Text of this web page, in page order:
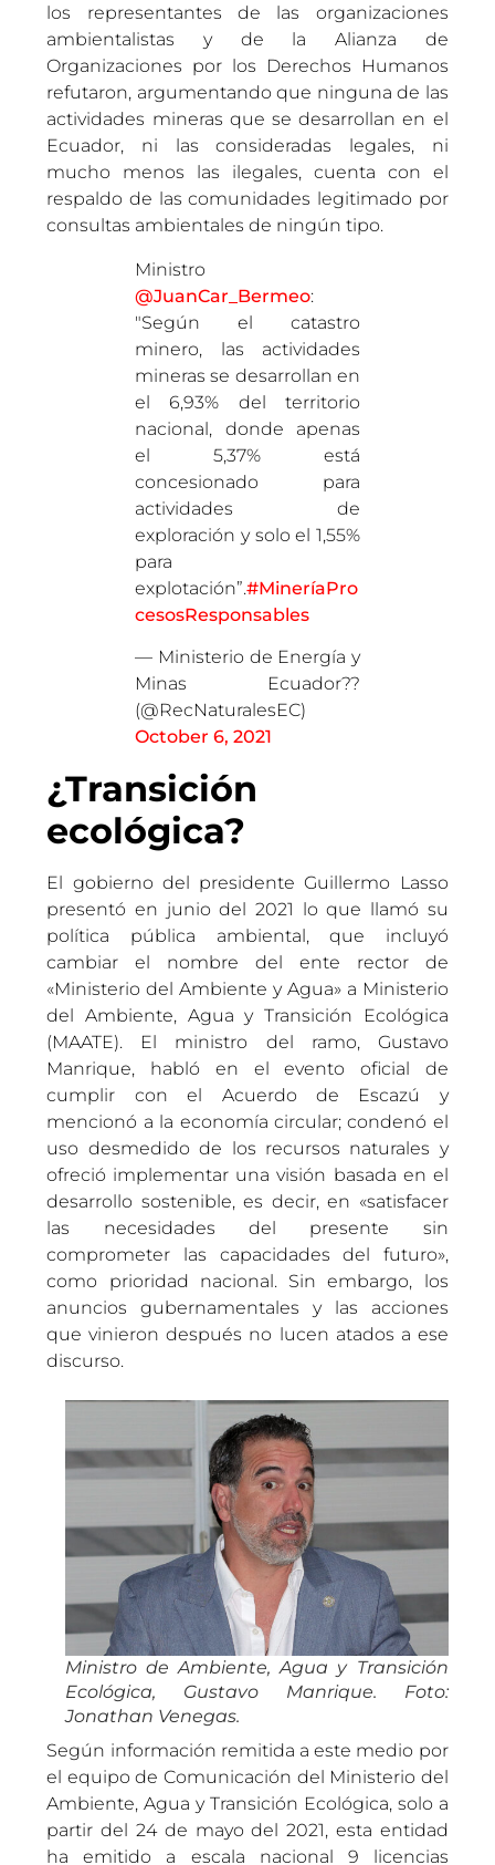
los representantes de las organizaciones
ambientalistas y de la Alianza de
Organizaciones por los Derechos Humanos
refutaron, argumentando que ninguna de las
actividades mineras que se desarrollan en el
Ecuador, ni las consideradas legales, ni
mucho menos las ilegales, cuenta con el
respaldo de las comunidades legitimado por
consultas ambientales de ningún tipo.
Ministro
@JuanCar_Bermeo:
"Según el catastro
minero, las actividades
mineras se desarrollan en
el 6,93% del territorio
nacional, donde apenas
el 5,37% está
concesionado para
actividades de
exploración y solo el 1,55%
para
explotación”.#MineríaPro
cesosResponsables
— Ministerio de Energía y
Minas Ecuador??
(@RecNaturalesEC)
October 6, 2021
¿Transición
ecológica?
El gobierno del presidente Guillermo Lasso
presentó en junio del 2021 lo que llamó su
política pública ambiental, que incluyó
cambiar el nombre del ente rector de
«Ministerio del Ambiente y Agua» a Ministerio
del Ambiente, Agua y Transición Ecológica
(MAATE). El ministro del ramo, Gustavo
Manrique, habló en el evento oficial de
cumplir con el Acuerdo de Escazú y
mencionó a la economía circular; condenó el
uso desmedido de los recursos naturales y
ofreció implementar una visión basada en el
desarrollo sostenible, es decir, en «satisfacer
las necesidades del presente sin
comprometer las capacidades del futuro»,
como prioridad nacional. Sin embargo, los
anuncios gubernamentales y las acciones
que vinieron después no lucen atados a ese
discurso.
Ministro de Ambiente, Agua y Transición
Ecológica, Gustavo Manrique. Foto:
Jonathan Venegas.
Según información remitida a este medio por
el equipo de Comunicación del Ministerio del
Ambiente, Agua y Transición Ecológica, solo a
partir del 24 de mayo del 2021, esta entidad
ha emitido a escala nacional 9 licencias